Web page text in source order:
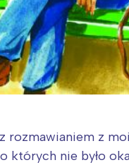
rozmawianiem z
których nie było